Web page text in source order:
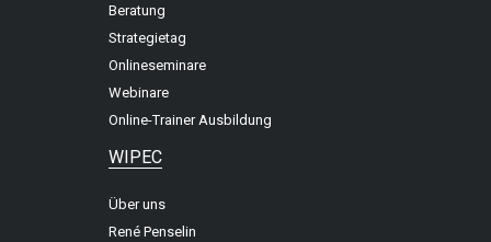
Beratung
Strategietag
Onlineseminare
Webinare
Online-Trainer Ausbildung
WIPEC
Über uns
René Penselin